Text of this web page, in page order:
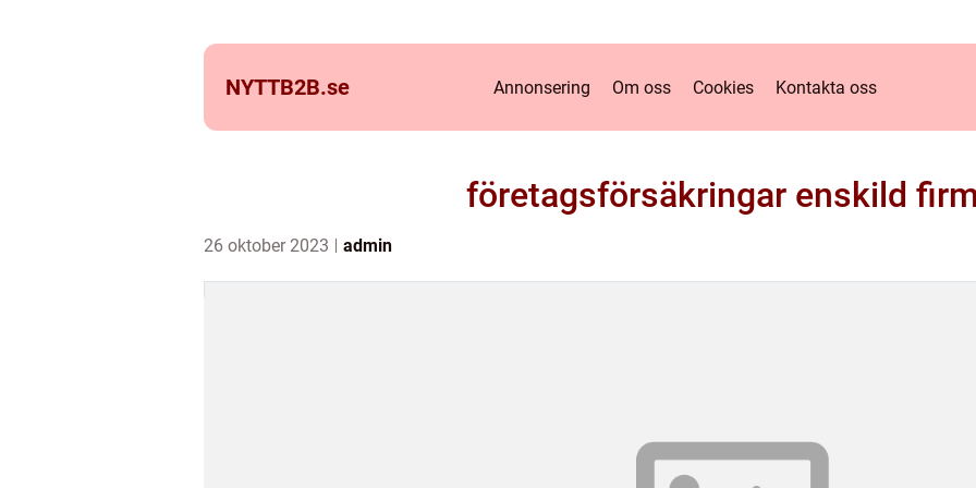
NYTTB2B.se Annonsering Om oss Cookies Kontakta oss
företagsförsäkringar enskild
26 oktober 2023 admin